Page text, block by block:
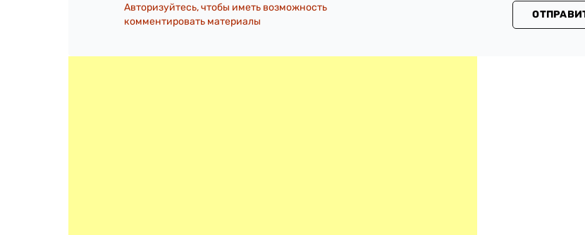
Авторизуйтесь, чтобы иметь возможность
комментировать материалы